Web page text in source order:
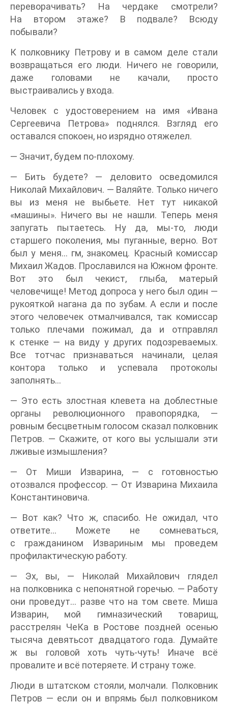
переворачивать? На чердаке смотрели?
На втором этаже? В подвале? Всюду
побывали?
К полковнику Петрову и в самом деле стали
возвращаться его люди. Ничего не говорили,
даже головами не качали, просто
выстраивались у входа.
Человек с удостоверением на имя «Ивана
Сергеевича Петрова» поднялся. Взгляд его
оставался спокоен, но изрядно отяжелел.
— Значит, будем по-плохому.
— Бить будете? — деловито осведомился
Николай Михайлович. — Валяйте. Только ничего
вы из меня не выбьете. Нет тут никакой
«машины». Ничего вы не нашли. Теперь меня
запугать пытаетесь. Ну да, мы-то, люди
старшего поколения, мы пуганные, верно. Вот
был у меня… гм, знакомец. Красный комиссар
Михаил Жадов. Прославился на Южном фронте.
Вот это был чекист, глыба, матерый
человечище! Метод допроса у него был один —
рукояткой нагана да по зубам. А если и после
этого человечек отмалчивался, так комиссар
только плечами пожимал, да и отправлял
к стенке — на виду у других подозреваемых.
Все тотчас признаваться начинали, целая
контора только и успевала протоколы
заполнять…
— Это есть злостная клевета на доблестные
органы революционного правопорядка, —
ровным бесцветным голосом сказал полковник
Петров. — Скажите, от кого вы услышали эти
лживые измышления?
— От Миши Изварина, — с готовностью
отозвался профессор. — От Изварина Михаила
Константиновича.
— Вот как? Что ж, спасибо. Не ожидал, что
ответите… Можете не сомневаться,
с гражданином Извариным мы проведем
профилактическую работу.
— Эх, вы, — Николай Михайлович глядел
на полковника с непонятной горечью. — Работу
они проведут… разве что на том свете. Миша
Изварин, мой гимназический товарищ,
расстрелян ЧеКа в Ростове поздней осенью
тысяча девятьсот двадцатого года. Думайте
ж вы головой хоть чуть-чуть! Иначе всё
провалите и всё потеряете. И страну тоже.
Люди в штатском стояли, молчали. Полковник
Петров — если он и впрямь был полковником